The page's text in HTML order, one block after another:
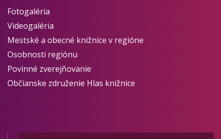
Fotogaléria
Videogaléria
Mestské a obecné knižnice v regióne
Osobnosti regiónu
Povinné zverejňovanie
Občianske združenie Hlas knižnice